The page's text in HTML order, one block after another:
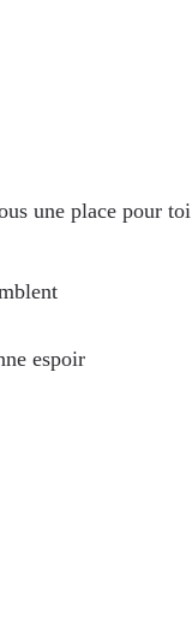
une place pour toi
espoir